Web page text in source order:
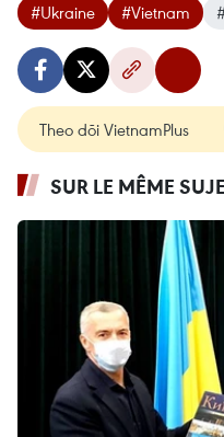
#Ukraine #Vietnam
Theo dõi VietnamPlus
SUR LE MÊME